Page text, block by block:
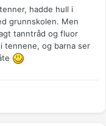
hadde hull i
grunnskolen. Men
tanntråd og fluor
tennene, og barna ser